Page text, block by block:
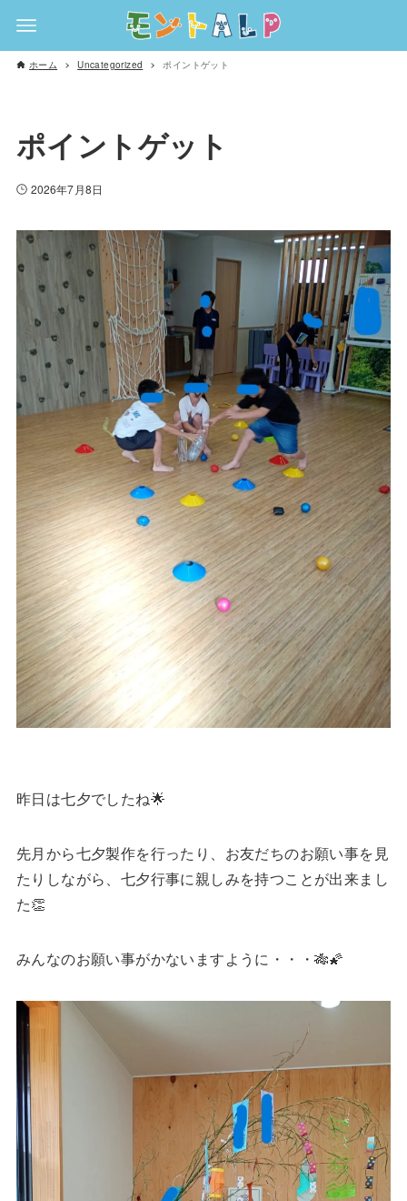
ホーム Uncategorized ポイントゲット
ポイントゲット
2026年7月8日
昨日は七夕でしたね🌟
先月から七夕製作を行ったり、お友だちのお願い事を見
たりしながら、七夕行事に親しみを持つことが出来まし
た👏
みんなのお願い事がかないますように・・・🎋🌠